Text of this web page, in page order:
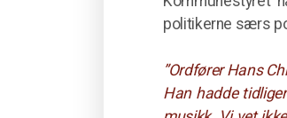
politikerne særs
”Ordfører Hans
Han hadde